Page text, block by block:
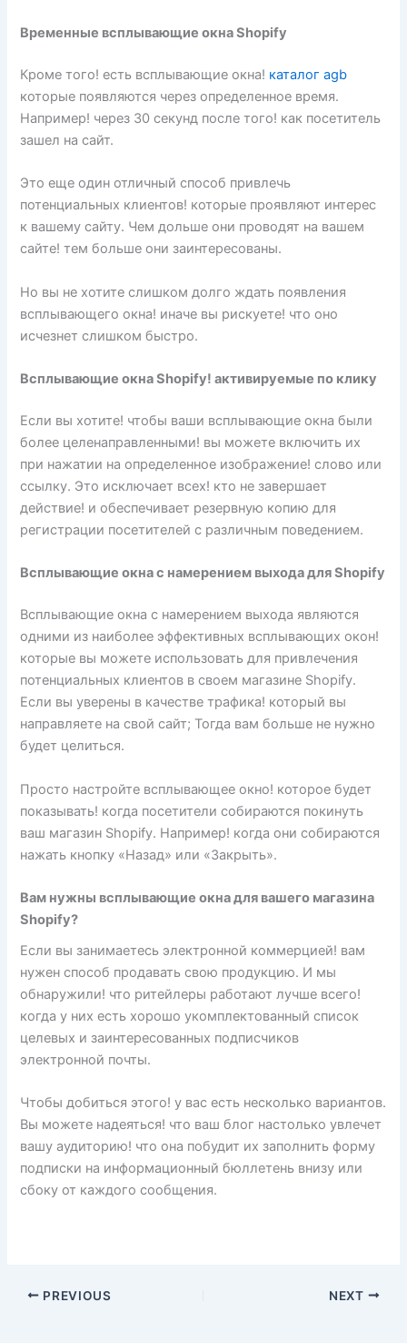
Временные всплывающие окна Shopify
Кроме того! есть всплывающие окна! каталог agb
которые появляются через определенное время.
Например! через 30 секунд после того! как посетитель
зашел на сайт.
Это еще один отличный способ привлечь
потенциальных клиентов! которые проявляют интерес
к вашему сайту. Чем дольше они проводят на вашем
сайте! тем больше они заинтересованы.
Но вы не хотите слишком долго ждать появления
всплывающего окна! иначе вы рискуете! что оно
исчезнет слишком быстро.
Всплывающие окна Shopify! активируемые по клику
Если вы хотите! чтобы ваши всплывающие окна были
более целенаправленными! вы можете включить их
при нажатии на определенное изображение! слово или
ссылку. Это исключает всех! кто не завершает
действие! и обеспечивает резервную копию для
регистрации посетителей с различным поведением.
Всплывающие окна с намерением выхода для Shopify
Всплывающие окна с намерением выхода являются
одними из наиболее эффективных всплывающих окон!
которые вы можете использовать для привлечения
потенциальных клиентов в своем магазине Shopify.
Если вы уверены в качестве трафика! который вы
направляете на свой сайт; Тогда вам больше не нужно
будет целиться.
Просто настройте всплывающее окно! которое будет
показывать! когда посетители собираются покинуть
ваш магазин Shopify. Например! когда они собираются
нажать кнопку «Назад» или «Закрыть».
Вам нужны всплывающие окна для вашего магазина
Shopify?
Если вы занимаетесь электронной коммерцией! вам
нужен способ продавать свою продукцию. И мы
обнаружили! что ритейлеры работают лучше всего!
когда у них есть хорошо укомплектованный список
целевых и заинтересованных подписчиков
электронной почты.
Чтобы добиться этого! у вас есть несколько вариантов.
Вы можете надеяться! что ваш блог настолько увлечет
вашу аудиторию! что она побудит их заполнить форму
подписки на информационный бюллетень внизу или
сбоку от каждого сообщения.
PREVIOUS NEXT